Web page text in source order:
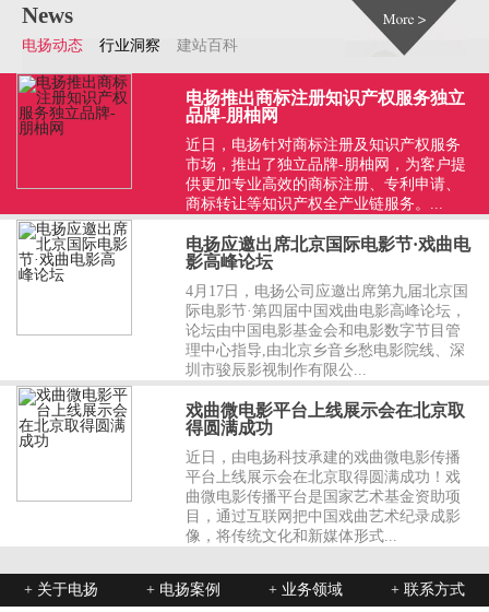
News
电扬动态 行业洞察 建站百科
电扬推出商标注册知识产权服务独立
品牌-朋柚网
近日，电扬针对商标注册及知识产权服务
市场，推出了独立品牌-朋柚网，为客户提
供更加专业高效的商标注册、专利申请、
商标转让等知识产权全产业链服务。...
电扬应邀出席北京国际电影节·戏曲电
影高峰论坛
4月17日，电扬公司应邀出席第九届北京国
际电影节·第四届中国戏曲电影高峰论坛，
论坛由中国电影基金会和电影数字节目管
理中心指导,由北京乡音乡愁电影院线、深
圳市骏辰影视制作有限公...
戏曲微电影平台上线展示会在北京取
得圆满成功
近日，由电扬科技承建的戏曲微电影传播
平台上线展示会在北京取得圆满成功！戏
曲微电影传播平台是国家艺术基金资助项
目，通过互联网把中国戏曲艺术纪录成影
像，将传统文化和新媒体形式...
+ 关于电扬 + 电扬案例 + 业务领域 + 联系方式